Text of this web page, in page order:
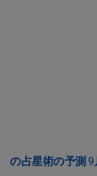
の占星術の予測 9